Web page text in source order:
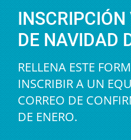
INSCRIPCIÓN
DE NAVIDAD
RELLENA ESTE
INSCRIBIR A UN
CORREO DE
DE ENERO.